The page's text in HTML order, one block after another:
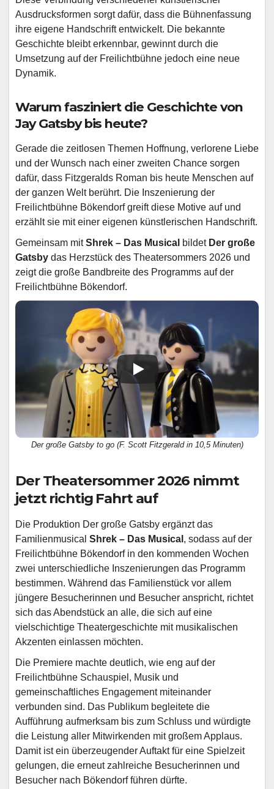
Ausdrucksformen sorgt dafür, dass die Bühnenfassung
ihre eigene Handschrift entwickelt. Die bekannte
Geschichte bleibt erkennbar, gewinnt durch die
Umsetzung auf der Freilichtbühne jedoch eine neue
Dynamik.
Warum fasziniert die Geschichte von
Jay Gatsby bis heute?
Gerade die zeitlosen Themen Hoffnung, verlorene Liebe
und der Wunsch nach einer zweiten Chance sorgen
dafür, dass Fitzgeralds Roman bis heute Menschen auf
der ganzen Welt berührt. Die Inszenierung der
Freilichtbühne Bökendorf greift diese Motive auf und
erzählt sie mit einer eigenen künstlerischen Handschrift.
Gemeinsam mitShrek – Das Musical bildet Der große
Gatsby das Herzstück des Theatersommers 2026 und
zeigt die große Bandbreite des Programms auf der
Freilichtbühne Bökendorf.
Der große Gatsby to go (F. Scott Fitzgerald in 10,5 Minuten)
Der Theatersommer 2026 nimmt
jetzt richtig Fahrt auf
Die Produktion Der große Gatsby ergänzt das
Familienmusical Shrek – Das Musical , sodass auf der
Freilichtbühne Bökendorf in den kommenden Wochen
zwei unterschiedliche Inszenierungen das Programm
bestimmen. Während das Familienstück vor allem
jüngere Besucherinnen und Besucher anspricht, richtet
sich das Abendstück an alle, die sich auf eine
vielschichtige Theatergeschichte mit musikalischen
Akzenten einlassen möchten.
Die Premiere machte deutlich, wie eng auf der
Freilichtbühne Schauspiel, Musik und
gemeinschaftliches Engagement miteinander
verbunden sind. Das Publikum begleitete die
Aufführung aufmerksam bis zum Schluss und würdigte
die Leistung aller Mitwirkenden mit großem Applaus.
Damit ist ein überzeugender Auftakt für eine Spielzeit
gelungen, die erneut zahlreiche Besucherinnen und
Besucher nach Bökendorf führen dürfte.